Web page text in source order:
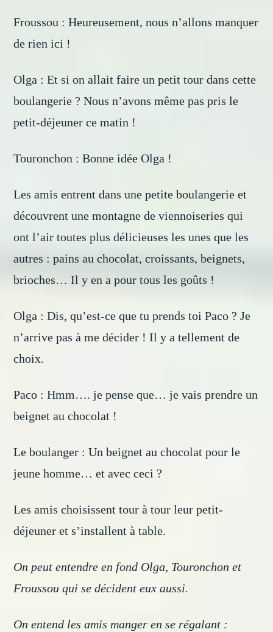
Froussou : Heureusement, nous n’allons manquer
de rien ici !
Olga : Et si on allait faire un petit tour dans cette
boulangerie ? Nous n’avons même pas pris le
petit-déjeuner ce matin !
Touronchon : Bonne idée Olga !
Les amis entrent dans une petite boulangerie et
découvrent une montagne de viennoiseries qui
ont l’air toutes plus délicieuses les unes que les
autres : pains au chocolat, croissants, beignets,
brioches… Il y en a pour tous les goûts !
Olga : Dis, qu’est-ce que tu prends toi Paco ? Je
n’arrive pas à me décider ! Il y a tellement de
choix.
Paco : Hmm…. je pense que… je vais prendre un
beignet au chocolat !
Le boulanger : Un beignet au chocolat pour le
jeune homme… et avec ceci ?
Les amis choisissent tour à tour leur petit-
déjeuner et s’installent à table.
On peut entendre en fond Olga, Touronchon et
Froussou qui se décident eux aussi.
On entend les amis manger en se régalant :